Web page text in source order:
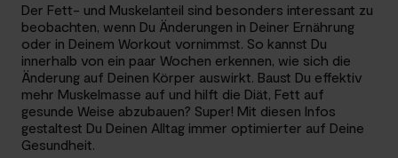
Der Fett- und Muskelanteil sind besonders interessant zu
beobachten, wenn Du Änderungen in Deiner Ernährung
oder in Deinem Workout vornimmst. So kannst Du
innerhalb von ein paar Wochen erkennen, wie sich die
Änderung auf Deinen Körper auswirkt. Baust Du effektiv
mehr Muskelmasse auf und hilft die Diät, Fett auf
gesunde Weise abzubauen? Super! Mit diesen Infos
gestaltest Du Deinen Alltag immer optimierter auf Deine
Gesundheit.